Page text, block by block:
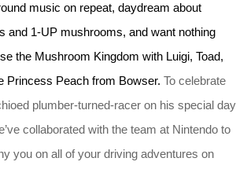
music on repeat, daydream about
and 1-UP mushrooms, and want nothing
the Mushroom Kingdom with Luigi, Toad,
Princess Peach from Bowser. To celebrate
plumber-turned-racer on his special day
collaborated with the team at Nintendo to
you on all of your driving adventures on